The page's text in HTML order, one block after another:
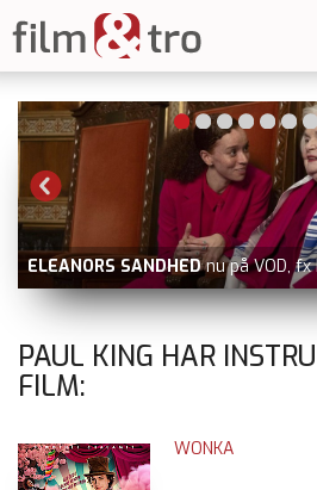
ELEANORS SANDHED nu på VOD,
PAUL KING HAR
FILM:
WONKA